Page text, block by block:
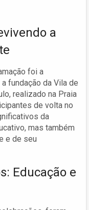
a
foi a
fundação da Vila de
realizado na Praia
de volta no
da
mas também
e de seu
Educação e